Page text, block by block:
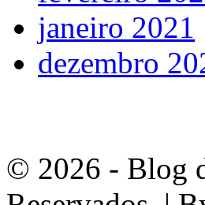
janeiro 2021
dezembro
© 2026 - Blog